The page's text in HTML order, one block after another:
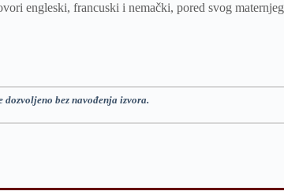
engleski, francuski i nemački, pored svog maternјeg
bez navođenja izvora.